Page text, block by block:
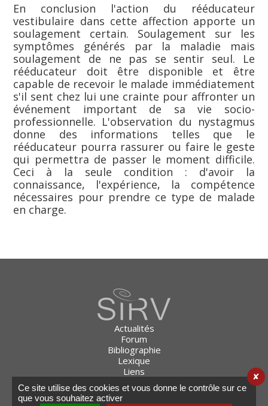
Ce site utilise des cookies et vous donne le contrôle sur ce
que vous souhaitez activer
✘
En conclusion l'action du rééducateur
vestibulaire dans cette affection apporte un
soulagement certain. Soulagement sur les
symptômes générés par la maladie mais
soulagement de ne pas se sentir seul. Le
rééducateur doit être disponible et être
capable de recevoir le malade immédiatement
s'il sent chez lui une crainte pour affronter un
événement important de sa vie socio-
professionnelle. L'observation du nystagmus
donne des informations telles que le
rééducateur pourra rassurer ou faire le geste
qui permettra de passer le moment difficile.
Ceci à la seule condition : d'avoir la
connaissance, l'expérience, la compétence
nécessaires pour prendre ce type de malade
en charge.
Actualités
Forum
Bibliographie
Lexique
Liens
Plan du site
Mention légales